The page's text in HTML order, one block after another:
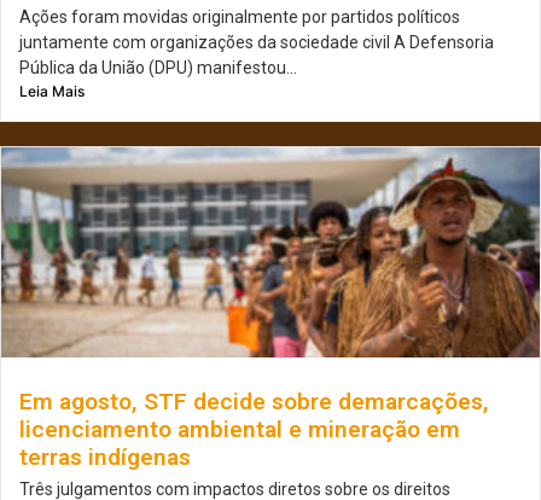
Ações foram movidas originalmente por partidos políticos
juntamente com organizações da sociedade civil A Defensoria
Pública da União (DPU) manifestou...
Leia Mais
Em agosto, STF decide sobre demarcações,
licenciamento ambiental e mineração em
terras indígenas
Três julgamentos com impactos diretos sobre os direitos